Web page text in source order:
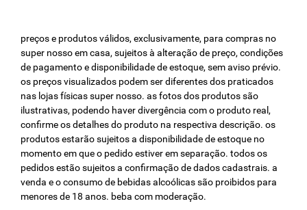
preços e produtos válidos, exclusivamente, para compras no
super nosso em casa, sujeitos à alteração de preço, condições
de pagamento e disponibilidade de estoque, sem aviso prévio.
os preços visualizados podem ser diferentes dos praticados
nas lojas físicas super nosso. as fotos dos produtos são
ilustrativas, podendo haver divergência com o produto real,
confirme os detalhes do produto na respectiva descrição. os
produtos estarão sujeitos a disponibilidade de estoque no
momento em que o pedido estiver em separação. todos os
pedidos estão sujeitos a confirmação de dados cadastrais. a
venda e o consumo de bebidas alcoólicas são proibidos para
menores de 18 anos. beba com moderação.